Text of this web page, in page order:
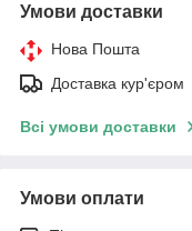
Умови доставки
Нова Пошта
Доставка кур'єром
Всі умови доставки
Умови оплати